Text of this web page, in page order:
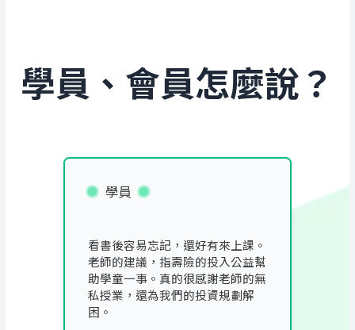
學員、會員怎麼說？
學員
看書後容易忘記，還好有來上課。
老師的建議，指壽險的投入公益幫
助學童一事。真的很感謝老師的無
私授業，還為我們的投資規劃解
困。